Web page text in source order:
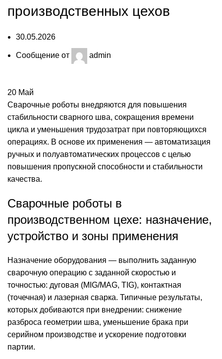
производственных цехов
30.05.2026
Сообщение от admin
20 Май
Сварочные роботы внедряются для повышения
стабильности сварного шва, сокращения времени
цикла и уменьшения трудозатрат при повторяющихся
операциях. В основе их применения — автоматизация
ручных и полуавтоматических процессов с целью
повышения пропускной способности и стабильности
качества.
Сварочные роботы в
производственном цехе: назначение,
устройство и зоны применения
Назначение оборудования — выполнить заданную
сварочную операцию с заданной скоростью и
точностью: дуговая (MIG/MAG, TIG), контактная
(точечная) и лазерная сварка. Типичные результаты,
которых добиваются при внедрении: снижение
разброса геометрии шва, уменьшение брака при
серийном производстве и ускорение подготовки
партии.